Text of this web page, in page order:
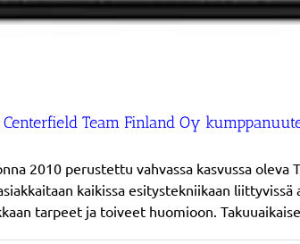
Team Finland Oy
2010 perustettu vahvassa kasvussa
kaikissa esitystekniikaan
tarpeet ja toiveet huomioon.